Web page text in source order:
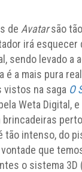
de Avatarsão
irá esquecer
sendo levado a
é a mais pura
vistos na saga O
Weta Digital, e
tão intenso, do
que
o sistema 3D